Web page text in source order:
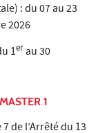
: du 07 au 23
2026
1erau 30
1
de l’Arrêté du 13